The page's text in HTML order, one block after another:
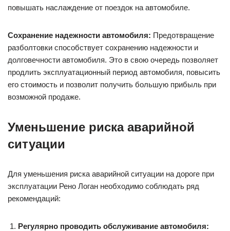
повышать наслаждение от поездок на автомобиле.
Сохранение надежности автомобиля: Предотвращение
разболтовки способствует сохранению надежности и
долговечности автомобиля. Это в свою очередь позволяет
продлить эксплуатационный период автомобиля, повысить
его стоимость и позволит получить большую прибыль при
возможной продаже.
Уменьшение риска аварийной
ситуации
Для уменьшения риска аварийной ситуации на дороге при
эксплуатации Рено Логан необходимо соблюдать ряд
рекомендаций:
Регулярно проводить обслуживание автомобиля: